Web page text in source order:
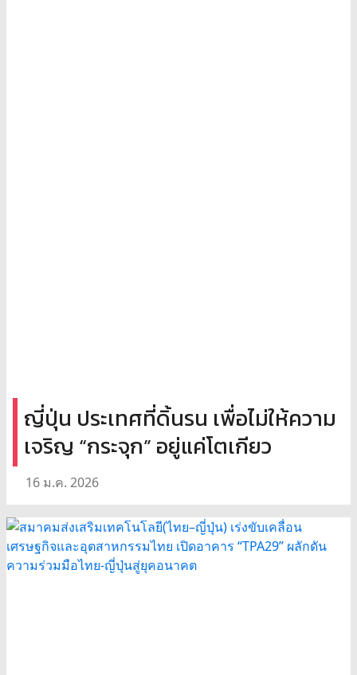
ญี่ปุ่น ประเทศที่ดิ้นรน เพื่อไม่ให้ความ
เจริญ “กระจุก” อยู่แค่โตเกียว
16 ม.ค. 2026